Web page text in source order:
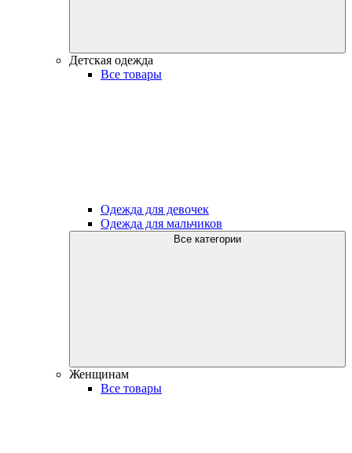
Детская одежда
Все товары
Одежда для девочек
Одежда для мальчиков
Все категории
Женщинам
Все товары